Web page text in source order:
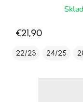
€21,90
22/23 24/25